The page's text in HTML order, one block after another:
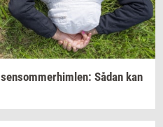
sen­som­mer­him­len: Sådan kan